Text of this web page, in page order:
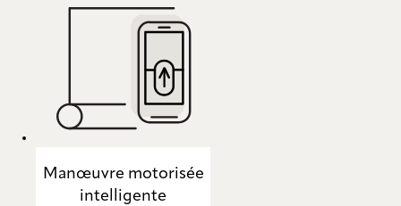
Manœuvre motorisée
intelligente